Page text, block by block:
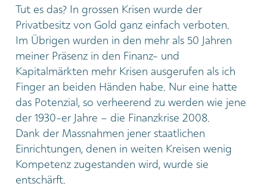
Tut es das? In grossen Krisen wurde der
Privatbesitz von Gold ganz einfach verboten.
Im Übrigen wurden in den mehr als 50 Jahren
meiner Präsenz in den Finanz- und
Kapitalmärkten mehr Krisen ausgerufen als ich
Finger an beiden Händen habe. Nur eine hatte
das Potenzial, so verheerend zu werden wie jene
der 1930-er Jahre – die Finanzkrise 2008.
Dank der Massnahmen jener staatlichen
Einrichtungen, denen in weiten Kreisen wenig
Kompetenz zugestanden wird, wurde sie
entschärft.